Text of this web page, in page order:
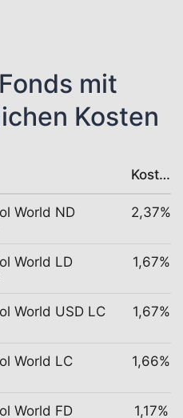
mit
Kosten
Kosten
World ND 2,37%
World LD 1,67%
World USD LC 1,67%
World LC 1,66%
World FD 1,17%